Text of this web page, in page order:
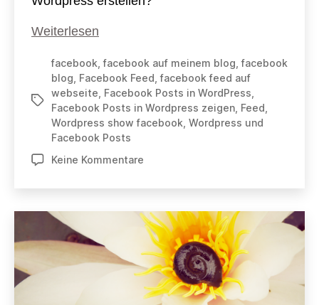
Weiterlesen
in
WordPress
erstellen
Schlagwörter
facebook ,facebook auf meinem blog ,facebook
blog Facebook Feed ,facebook feed auf
webseite Facebook Posts in WordPress
Facebook Posts in Wordpress zeigen Feed
Wordpress show facebook Wordpress und
Facebook Posts
Keine Kommentare
Feed
WordPress
erstellen